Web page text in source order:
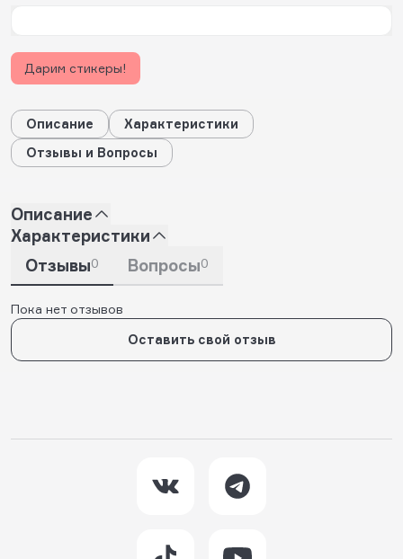
Дарим стикеры!
Описание
Характеристики
Отзывы и Вопросы
Описание
Характеристики
Отзывы0 Вопросы0
Пока нет отзывов
Оставить свой отзыв